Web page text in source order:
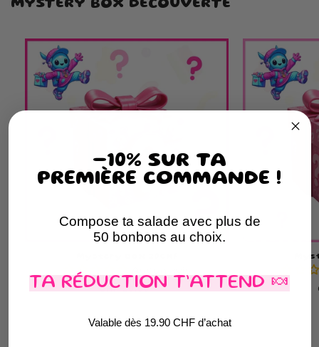
MYSTERY BOX DÉCOUVERTE
Prix
CHF 20.00
-10% SUR TA
PREMIÈRE COMMANDE !
Compose ta salade avec plus de
50 bonbons au choix.
TA RÉDUCTION T’ATTEND 🍬
Valable dès 19.90 CHF d’achat